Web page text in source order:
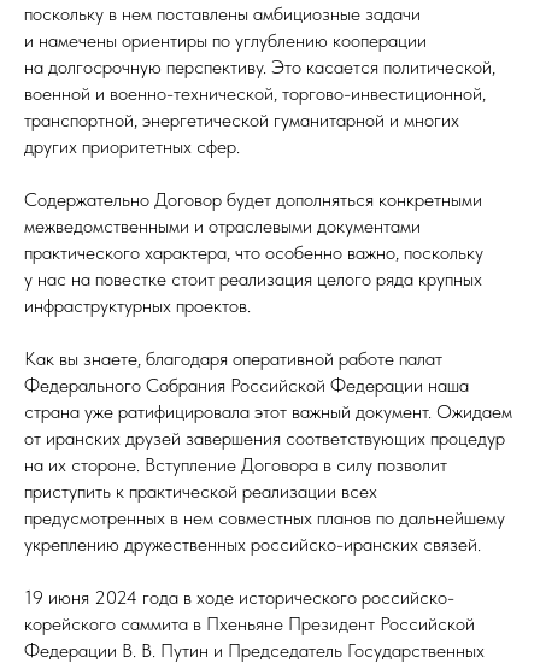
поскольку в нем поставлены амбициозные задачи
и намечены ориентиры по углублению кооперации
на долгосрочную перспективу. Это касается политической,
военной и военно-технической, торгово-инвестиционной,
транспортной, энергетической гуманитарной и многих
других приоритетных сфер.
Содержательно Договор будет дополняться конкретными
межведомственными и отраслевыми документами
практического характера, что особенно важно, поскольку
у нас на повестке стоит реализация целого ряда крупных
инфраструктурных проектов.
Как вы знаете, благодаря оперативной работе палат
Федерального Собрания Российской Федерации наша
страна уже ратифицировала этот важный документ. Ожидаем
от иранских друзей завершения соответствующих процедур
на их стороне. Вступление Договора в силу позволит
приступить к практической реализации всех
предусмотренных в нем совместных планов по дальнейшему
укреплению дружественных российско-иранских связей.
19 июня 2024 года в ходе исторического российско-
корейского саммита в Пхеньяне Президент Российской
Федерации В. В. Путин и Председатель Государственных